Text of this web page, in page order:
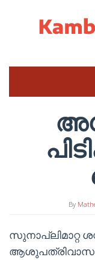
By
സുനാപ്ലിമാറ്റ
ആശുപത്രിവാസം